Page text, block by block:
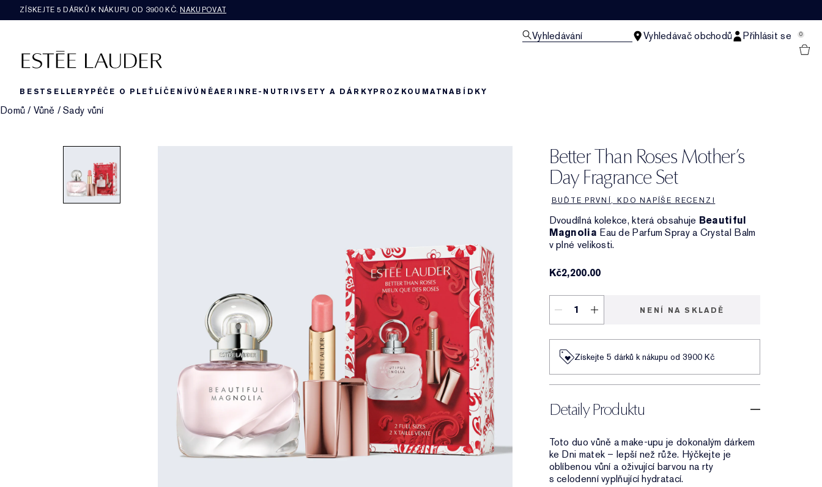
ZÍSKEJTE 5 DÁRKŮ K NÁKUPU OD 3900 KČ.NAKUPOVAT
Vyhledávání Vyhledávač obchodů Přihlásit se 0
BESTSELLERYPÉČE O PLEŤ LÍČENÍVŮNĚAERIN RE-NUTRIVSETY A DÁRKYPROZKOUMATNABÍDKY
Domů / Vůně /Sady vůní
Better Than Roses Mother’s
Day Fragrance Set
BUĎTE PRVNÍ, KDO NAPÍŠE RECENZI
Dvoudílná kolekce, která obsahuje Beautiful
Magnolia Eau de Parfum Spray a Crystal Balm
v plné velikosti.
Kč2,200.00
NENÍ NA SKLADĚ
Získejte 5 dárků k nákupu od 3900 Kč
Detaily Produktu
Toto duo vůně a make-upu je dokonalým dárkem
ke Dni matek – lepší než růže. Hýčkejte je
oblíbenou vůní a oživující barvou na rty
s celodenní vyplňující hydratací.